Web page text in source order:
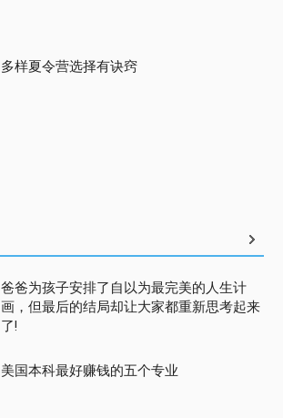
多样夏令营选择有诀窍
爸爸为孩子安排了自以为最完美的人生计
画，但最后的结局却让大家都重新思考起来
了!
美国本科最好赚钱的五个专业